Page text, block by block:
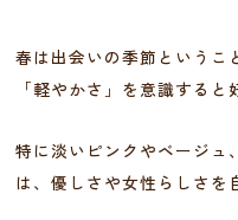
春は出会いの季節というこ
「軽やかさ」を意識すると
特に淡いピンクやベージュ
は、優しさや女性らしさを